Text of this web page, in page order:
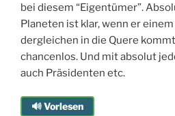
bei diesem “Eigentümer”.
Planeten ist klar, wenn er
dergleichen in die Quere
chancenlos. Und mit absolut
auch Präsidenten etc.
🔊 Vorlesen